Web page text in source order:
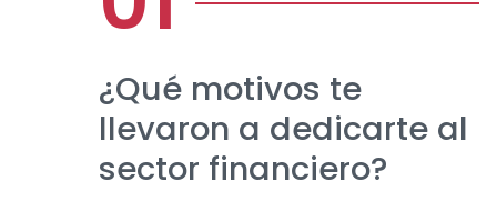
¿Qué motivos te
llevaron a dedicarte al
sector financiero?